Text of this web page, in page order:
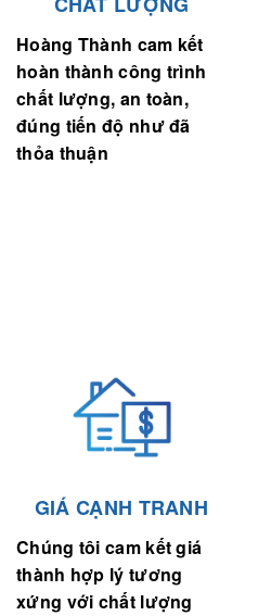
Hoàng Thành cam kết
hoàn thành công trình
chất lượng, an toàn,
đúng tiến độ như đã
thỏa thuận
Chúng tôi cam kết giá
thành hợp lý tương
xứng với chất lượng
công trình và dịch vụ